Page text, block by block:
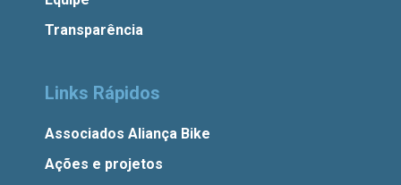
Transparência
Links Rápidos
Associados Aliança Bike
Ações e projetos